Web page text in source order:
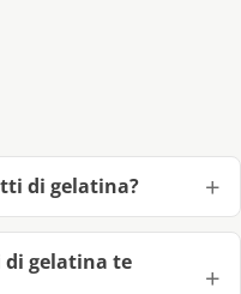
di gelatina?
gelatina te